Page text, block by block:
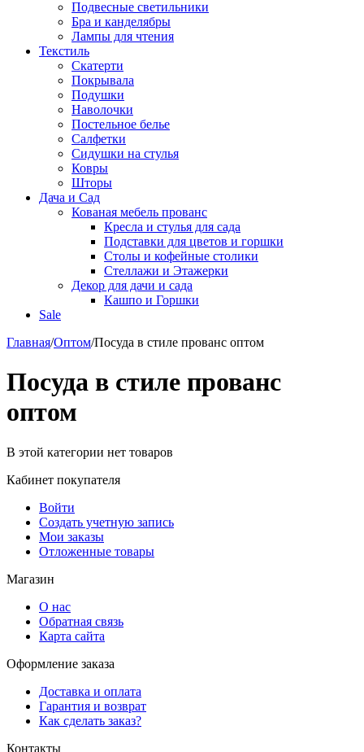
Подвесные светильники
Бра и канделябры
Лампы для чтения
Текстиль
Скатерти
Покрывала
Подушки
Наволочки
Постельное белье
Салфетки
Сидушки на стулья
Ковры
Шторы
Дача и Сад
Кованая мебель прованс
Кресла и стулья для сада
Подставки для цветов и горшки
Столы и кофейные столики
Стеллажи и Этажерки
Декор для дачи и сада
Кашпо и Горшки
Sale
Главная/Оптом/Посуда в стиле прованс оптом
Посуда в стиле прованс
оптом
В этой категории нет товаров
Кабинет покупателя
Войти
Создать учетную запись
Мои заказы
Отложенные товары
Магазин
О нас
Обратная связь
Карта сайта
Оформление заказа
Доставка и оплата
Гарантия и возврат
Как сделать заказ?
Контакты